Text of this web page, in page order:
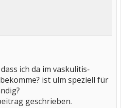
ich da im vaskulitis-
ist ulm speziell für
geschrieben.